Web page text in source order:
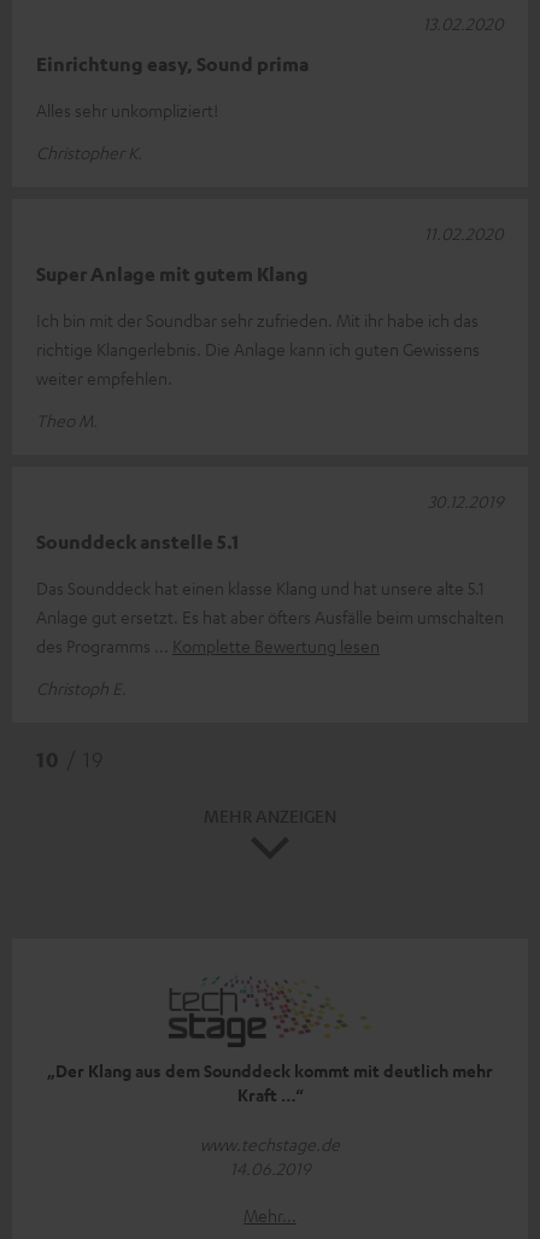
Einrichtung easy, Sound prima
Alles sehr unkompliziert!
Christopher K.
13.02.2020
Super Anlage mit gutem Klang
Ich bin mit der Soundbar sehr zufrieden. Mit ihr habe ich das
richtige Klangerlebnis. Die Anlage kann ich guten Gewissens
weiter empfehlen.
Theo M.
11.02.2020
Sounddeck anstelle 5.1
Das Sounddeck hat einen klasse Klang und hat unsere alte 5.1
Anlage gut ersetzt. Es hat aber öfters Ausfälle beim umschalten
des Programms
Komplette Bewertung lesen
Christoph E.
30.12.2019
„Der Klang aus dem Sounddeck kommt mit deutlich mehr
Kraft …“
www.techstage.de
14.06.2019
Mehr...